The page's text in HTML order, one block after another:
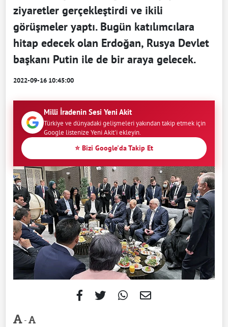
ziyaretler gerçekleştirdi ve ikili
görüşmeler yaptı. Bugün katılımcılara
hitap edecek olan Erdoğan, Rusya Devlet
başkanı Putin ile de bir araya gelecek.
2022-09-16 10:45:00
Milli İradenin Sesi Yeni Akit
Türkiye ve dünyadaki gelişmeleri yakından takip etmek için
Google listenize Yeni Akit'i ekleyin.
⭐ Bizi Google'da Takip Et
-